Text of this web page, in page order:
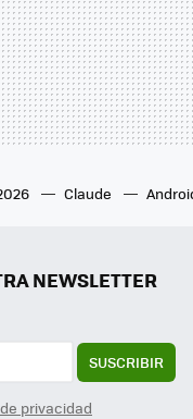
Claude
NEWSLETTER
SUSCRIBIR
privacidad